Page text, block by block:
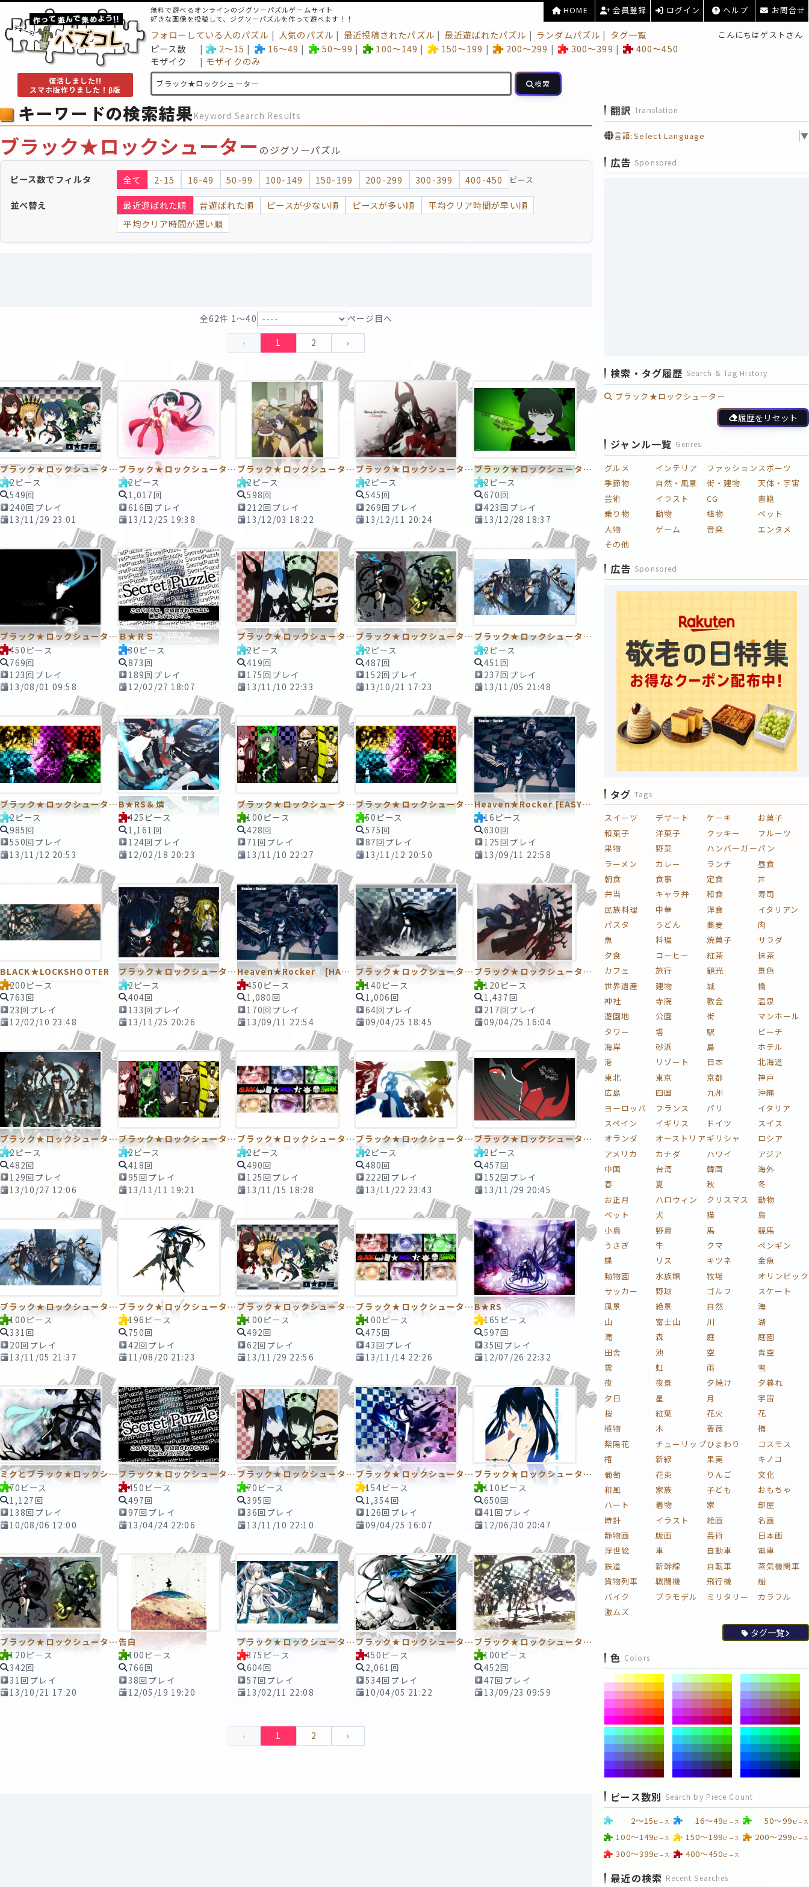
復活しました!!
スマホ版作りました！β版
検索
無料で遊べるオンラインのジグソーパズルゲームサイト
好きな画像を投稿して、ジグソーパズルを作って遊べます！！
HOME 会員登録 ログイン ヘルプ お問合せ
こんにちはゲストさん
フォローしている人のパズル 人気のパズル 最近投稿されたパズル 最近遊ばれたパズル ランダムパズル
タグ一覧
ピース数
2～15 16～49 50～99 100～149 150～199 200～299 300～399
400～450
モザイク
モザイクのみ
キーワードの検索結果Keyword Search Results
ブラック★ロックシューター のジグソーパズル
ピース数でフィルタ 全て 2-15 16-49 50-99 100-149 150-199 200-299 300-399 400-450 ピース
並べ替え 最近遊ばれた順 昔遊ばれた順 ピースが少ない順 ピースが多い順
平均クリア時間が早い順
平均クリア時間が遅い順
全62件 1〜40
ページ目へ
‹
1 2 ›
ブラック★ロックシューター13 ～キュートさ全開！～ 2ピースTAPE
2ピース
549回
240回プレイ
13/11/29 23:01
ブラック★ロックシューター16 ～MERRY CHRISTMAS～ 2ピースTAPE
2ピース
1,017回
616回プレイ
13/12/25 19:38
ブラック★ロックシューター14 ～ケーキ合戦～ 2ピースTAPE
2ピース
598回
212回プレイ
13/12/03 18:22
ブラック★ロックシューター15 ～BGS Beautiful Life～ 2ピースTAPE
2ピース
545回
269回プレイ
13/12/11 20:24
ブラック★ロックシューター17 ～死神の冷笑～ 2ピースTAPE
2ピース
670回
423回プレイ
13/12/28 18:37
ブラック★ロックシューター1 ～暗闇に浮かぶ怒りの焔～ 450ピースTAPE
450ピース
769回
123回プレイ
13/08/01 09:58
Ｂ★ＲＳ
30ピース
873回
189回プレイ
12/02/27 18:07
ブラック★ロックシューター6 ～その先は･･･やがて･･･～ 2ピースTAPE
2ピース
419回
175回プレイ
13/11/10 22:33
ブラック★ロックシューター3 ～宿命の戦い～ ２ピースTAPE
2ピース
487回
152回プレイ
13/10/21 17:23
ブラック★ロックシューター5 ～永遠の翼～ 2ピースTAPE
2ピース
451回
237回プレイ
13/11/05 21:48
ブラック★ロックシューター8 ～混ざり合うカタチ～ 2ピースTAPE
2ピース
985回
550回プレイ
13/11/12 20:53
B★RS＆燐
425ピース
1,161回
124回プレイ
12/02/18 20:23
ブラック★ロックシューター7 ～真実の怒り～ 100ピースTAPE
100ピース
428回
71回プレイ
13/11/10 22:27
ブラック★ロックシューター8 ～混ざり合うカタチ～ 50ピースTAPE
50ピース
575回
87回プレイ
13/11/12 20:50
Heaven★Rocker [EASYTAPE]
16ピース
630回
125回プレイ
13/09/11 22:58
BLACK★LOCKSHOOTER
200ピース
763回
23回プレイ
12/02/10 23:48
ブラック★ロックシューター11 ～今･･･あなたと一つになった時･･･～ 2ピースTAPE
2ピース
404回
133回プレイ
13/11/25 20:26
Heaven★Rocker [HARDTAPE]
450ピース
1,080回
170回プレイ
13/09/11 22:54
ブラック★ロックシューター その３
140ピース
1,006回
64回プレイ
09/04/25 18:45
ブラック★ロックシューター
120ピース
1,437回
217回プレイ
09/04/25 16:04
ブラック★ロックシューター4 ～虚の世界へようこそ・・・～ ２ピースTAPE
2ピース
482回
129回プレイ
13/10/27 12:06
ブラック★ロックシューター7 ～真実の怒り～ 2ピースTAPE
2ピース
418回
95回プレイ
13/11/11 19:21
ブラック★ロックシューター9 ～覚醒 AWAKENING～ 2ピースTAPE
2ピース
490回
125回プレイ
13/11/15 18:28
ブラック★ロックシューター10 ～約束の時～ 2ピースTAPE
2ピース
480回
222回プレイ
13/11/22 23:43
ブラック★ロックシューター12 ～女帝の望み～ 2ピースTAPE
2ピース
457回
152回プレイ
13/11/29 20:45
ブラック★ロックシューター5 ～永遠の翼～ 100ピースTAPE
100ピース
331回
20回プレイ
13/11/05 21:37
ブラック★ロックシューター
196ピース
750回
42回プレイ
11/08/20 21:23
ブラック★ロックシューター13 ～キュートさ全開！～ 100ピースTAPE
100ピース
492回
62回プレイ
13/11/29 22:56
ブラック★ロックシューター9 ～覚醒 AWAKENING～ 100ピースTAPE
100ピース
475回
43回プレイ
13/11/14 22:26
B★RS
165ピース
597回
35回プレイ
12/07/26 22:32
ミクとブラック★ロックシューター
70ピース
1,127回
138回プレイ
10/08/06 12:00
ブラック★ロックシューター
450ピース
497回
97回プレイ
13/04/24 22:06
ブラック★ロックシューター6 ～その先は･･･やがて･･･～ 70ピースTAPE
70ピース
395回
36回プレイ
13/11/10 22:10
ブラック★ロックシューター その２
154ピース
1,354回
126回プレイ
09/04/25 16:07
ブラック★ロックシューター
110ピース
650回
41回プレイ
12/06/30 20:47
ブラック★ロックシューター3 ～宿命の戦い～ 120ピースTAPE
120ピース
342回
31回プレイ
13/10/21 17:20
告白
100ピース
766回
38回プレイ
12/05/19 19:20
ブラック★ロックシューター
375ピース
604回
57回プレイ
13/02/11 22:08
ブラック★ロックシューター
450ピース
2,061回
534回プレイ
10/04/05 21:22
ブラック★ロックシューター2 ～主役は我に～
100ピース
452回
47回プレイ
13/09/23 09:59
‹ 1 2 ›
翻訳 Translation
言語:Select Language ▼
広告 Sponsored
検索・タグ履歴 Search & Tag History
ブラック★ロックシューター
履歴をリセット
ジャンル一覧 Genres
グルメ インテリア ファッションスポーツ
季節物
自然・風景 街・建物
天体・宇宙
芸術
イラスト CG
書籍
乗り物
動物 植物
ペット
人物
ゲーム 音楽
エンタメ
その他
広告 Sponsored
タグ Tags
スイーツ デザート ケーキ
お菓子
和菓子
洋菓子 クッキー
フルーツ
果物
野菜 ハンバーガーパン
ラーメン
カレー ランチ
昼食
朝食
食事 定食
丼
弁当
キャラ弁 和食
寿司
民族料理
中華 洋食
イタリアン
パスタ
うどん 蕎麦
肉
魚
料理 焼菓子
サラダ
夕食
コーヒー 紅茶
抹茶
カフェ
旅行 観光
景色
世界遺産
建物 城
橋
神社
寺院 教会
温泉
遊園地
公園 街
マンホール
タワー
塔 駅
ビーチ
海岸
砂浜 島
ホテル
港
リゾート 日本
北海道
東北
東京 京都
神戸
広島
四国 九州
沖縄
ヨーロッパ
フランス パリ
イタリア
スペイン
イギリス ドイツ
スイス
オランダ
オーストリア ギリシャ
ロシア
アメリカ
カナダ ハワイ
アジア
中国
台湾 韓国
海外
春
夏 秋
冬
お正月
ハロウィン クリスマス
動物
ペット
犬 猫
鳥
小鳥
野鳥 馬
競馬
うさぎ
牛 クマ
ペンギン
蝶
リス キツネ
金魚
動物園
水族館 牧場
オリンピック
サッカー
野球 ゴルフ
スケート
風景
絶景 自然
海
山
富士山 川
湖
滝
森 庭
庭園
田舎
池 空
青空
雲
虹 雨
雪
夜
夜景 夕焼け
夕暮れ
夕日
星 月
宇宙
桜
紅葉 花火
花
植物
木 薔薇
梅
紫陽花
チューリップひまわり
コスモス
椿
新緑 果実
キノコ
葡萄
花束 りんご
文化
和風
家族 子ども
おもちゃ
ハート
着物 家
部屋
時計
イラスト 絵画
名画
静物画
版画 芸術
日本画
浮世絵
車 自動車
電車
鉄道
新幹線 自転車
蒸気機関車
貨物列車
戦闘機 飛行機
船
バイク
プラモデル ミリタリー
カラフル
激ムズ
タグ一覧
色 Colors
ピース数別 Search by Piece Count
2～15 ピース 16～49ピース 50～99 ピース
100～149ピース 150～199ピース 200～299 ピース
300～399ピース 400～450ピース
最近の検索 Recent Searches